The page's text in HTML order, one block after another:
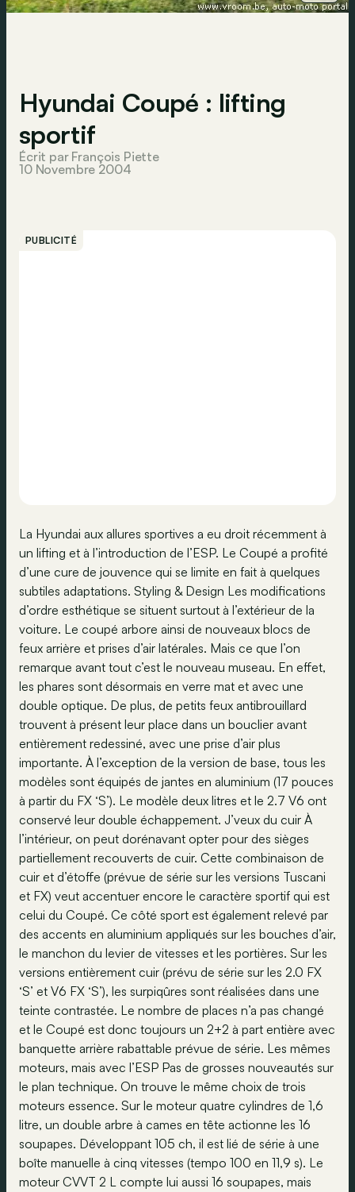
Hyundai Coupé : lifting
sportif
Écrit par François Piette
10 Novembre 2004
PUBLICITÉ
La Hyundai aux allures sportives a eu droit récemment à
un lifting et à l’introduction de l’ESP. Le Coupé a profité
d’une cure de jouvence qui se limite en fait à quelques
subtiles adaptations. Styling & Design Les modifications
d’ordre esthétique se situent surtout à l’extérieur de la
voiture. Le coupé arbore ainsi de nouveaux blocs de
feux arrière et prises d’air latérales. Mais ce que l’on
remarque avant tout c’est le nouveau museau. En effet,
les phares sont désormais en verre mat et avec une
double optique. De plus, de petits feux antibrouillard
trouvent à présent leur place dans un bouclier avant
entièrement redessiné, avec une prise d’air plus
importante. À l’exception de la version de base, tous les
modèles sont équipés de jantes en aluminium (17 pouces
à partir du FX ‘S’). Le modèle deux litres et le 2.7 V6 ont
conservé leur double échappement. J’veux du cuir À
l’intérieur, on peut dorénavant opter pour des sièges
partiellement recouverts de cuir. Cette combinaison de
cuir et d’étoffe (prévue de série sur les versions Tuscani
et FX) veut accentuer encore le caractère sportif qui est
celui du Coupé. Ce côté sport est également relevé par
des accents en aluminium appliqués sur les bouches d’air,
le manchon du levier de vitesses et les portières. Sur les
versions entièrement cuir (prévu de série sur les 2.0 FX
‘S’ et V6 FX ‘S’), les surpiqûres sont réalisées dans une
teinte contrastée. Le nombre de places n’a pas changé
et le Coupé est donc toujours un 2+2 à part entière avec
banquette arrière rabattable prévue de série. Les mêmes
moteurs, mais avec l’ESP Pas de grosses nouveautés sur
le plan technique. On trouve le même choix de trois
moteurs essence. Sur le moteur quatre cylindres de 1,6
litre, un double arbre à cames en tête actionne les 16
soupapes. Développant 105 ch, il est lié de série à une
boîte manuelle à cinq vitesses (tempo 100 en 11,9 s). Le
moteur CVVT 2 L compte lui aussi 16 soupapes, mais